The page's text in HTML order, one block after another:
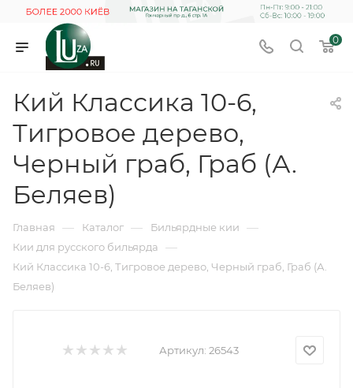
0
Кий Классика 10-6,
Тигровое дерево,
Черный граб, Граб (А.
Беляев)
Главная — Каталог — Бильярдные кии —
Кии для русского бильярда —
Кий Классика 10-6, Тигровое дерево, Черный граб, Граб (А.
Беляев)
Артикул: 26543